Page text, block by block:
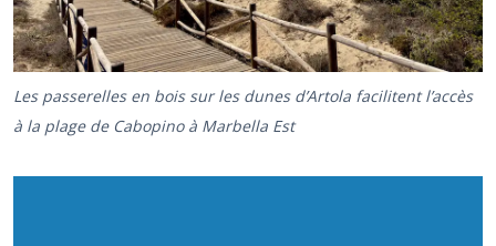
Les passerelles en bois sur les dunes d’Artola facilitent l’accès
à la plage de Cabopino à Marbella Est